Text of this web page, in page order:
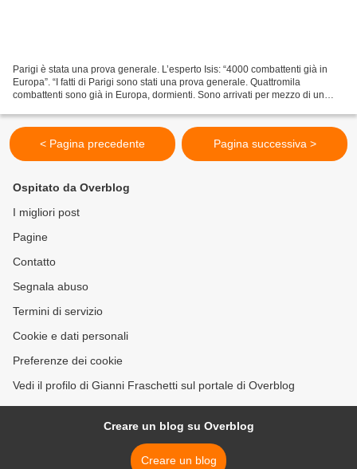
Parigi è stata una prova generale. L’esperto Isis: “4000 combattenti già in
Europa”. “I fatti di Parigi sono stati una prova generale. Quattromila
combattenti sono già in Europa, dormienti. Sono arrivati per mezzo di un
< Pagina precedente Pagina successiva >
Ospitato da Overblog
I migliori post
Pagine
Contatto
Segnala abuso
Termini di servizio
Cookie e dati personali
Preferenze dei cookie
Vedi il profilo di Gianni Fraschetti sul portale di Overblog
Creare un blog su Overblog
Creare un blog